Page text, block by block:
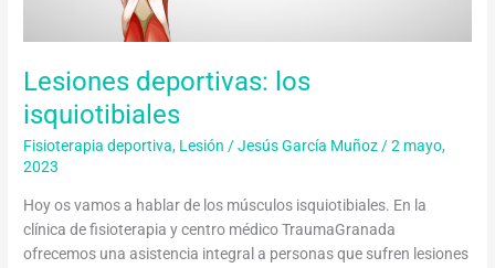
Lesiones deportivas: los
isquiotibiales
Fisioterapia deportiva, Lesión /Jesús García Muñoz/2 mayo,
2023
Hoy os vamos a hablar de los músculos isquiotibiales. En la
clínica de fisioterapia y centro médico TraumaGranada
ofrecemos una asistencia integral a personas que sufren lesiones